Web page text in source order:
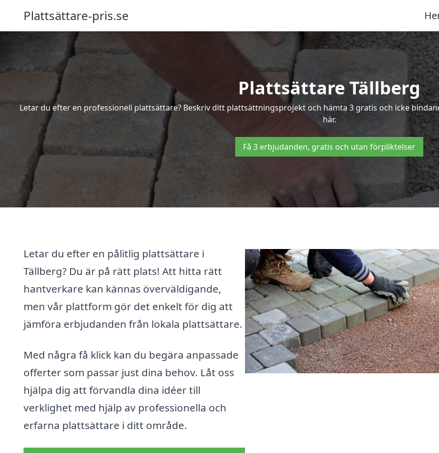
Plattsättare-pris.se
Plattsättare Tällberg
Letar du efter en professionell plattsättare? Beskriv ditt plattsättningsprojekt och hämta 3 gratis och icke
här.
Få 3 erbjudanden, gratis och utan förpliktelser
Letar du efter en pålitlig plattsättare i
Tällberg? Du är på rätt plats! Att hitta rätt
hantverkare kan kännas överväldigande,
men vår plattform gör det enkelt för dig att
jämföra erbjudanden från lokala plattsättare.
Med några få klick kan du begära anpassade
offerter som passar just dina behov. Låt oss
hjälpa dig att förvandla dina idéer till
verklighet med hjälp av professionella och
erfarna plattsättare i ditt område.